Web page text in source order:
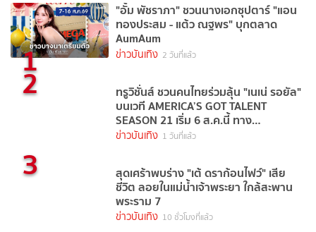
1
"อั้ม พัชราภา" ชวนนางเอกซุปตาร์ "แอน
ทองประสม - แต้ว ณฐพร" บุกตลาด
AumAum
ข่าวบันเทิง 2 วันที่แล้ว
2 ทรูวิชั่นส์ ชวนคนไทยร่วมลุ้น "เนเน่ รอยัล"
บนเวที AMERICA’S GOT TALENT
SEASON 21 เริ่ม 6 ส.ค.นี้ ทาง
TrueVisions NOW
ข่าวบันเทิง 1 วันที่แล้ว
3 สุดเศร้าพบร่าง "เต้ ดราก้อนไฟว์" เสีย
ชีวิต ลอยในแม่น้ำเจ้าพระยา ใกล้สะพาน
พระราม 7
ข่าวบันเทิง 10 ชั่วโมงที่แล้ว